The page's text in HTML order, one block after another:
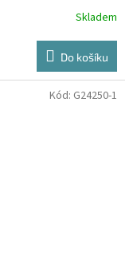
Skladem
Do košíku
Kód: G24250-1